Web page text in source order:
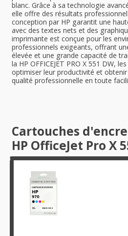
blanc. Grâce à sa technologie
elle offre des résultats
conception par HP garantit une
avec des textes nets et des
imprimante est conçue pour les
professionnels exigeants, offrant
élevée et une grande capacité de
la HP OFFICEJET PRO X 551 DW,
optimiser leur productivité et
qualité professionnelle en toute
Cartouches
HP OfficeJet Pro X